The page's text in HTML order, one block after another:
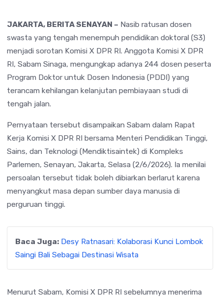
JAKARTA, BERITA SENAYAN – Nasib ratusan dosen
swasta yang tengah menempuh pendidikan doktoral (S3)
menjadi sorotan Komisi X DPR RI. Anggota Komisi X DPR
RI, Sabam Sinaga, mengungkap adanya 244 dosen peserta
Program Doktor untuk Dosen Indonesia (PDDI) yang
terancam kehilangan kelanjutan pembiayaan studi di
tengah jalan.
Pernyataan tersebut disampaikan Sabam dalam Rapat
Kerja Komisi X DPR RI bersama Menteri Pendidikan Tinggi,
Sains, dan Teknologi (Mendiktisaintek) di Kompleks
Parlemen, Senayan, Jakarta, Selasa (2/6/2026). Ia menilai
persoalan tersebut tidak boleh dibiarkan berlarut karena
menyangkut masa depan sumber daya manusia di
perguruan tinggi.
Baca Juga: Desy Ratnasari: Kolaborasi Kunci Lombok
Saingi Bali Sebagai Destinasi Wisata
Menurut Sabam, Komisi X DPR RI sebelumnya menerima